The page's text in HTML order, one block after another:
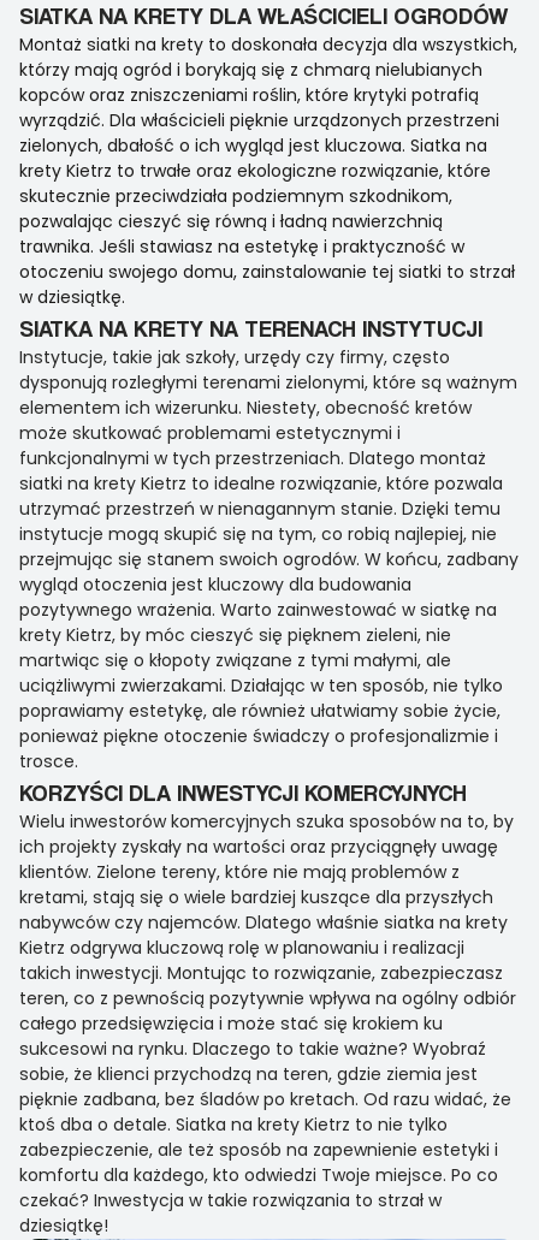
SIATKA NA KRETY DLA WŁAŚCICIELI OGRODÓW
Montaż siatki na krety to doskonała decyzja dla wszystkich,
którzy mają ogród i borykają się z chmarą nielubianych
kopców oraz zniszczeniami roślin, które krytyki potrafią
wyrządzić. Dla właścicieli pięknie urządzonych przestrzeni
zielonych, dbałość o ich wygląd jest kluczowa. Siatka na
krety Kietrz to trwałe oraz ekologiczne rozwiązanie, które
skutecznie przeciwdziała podziemnym szkodnikom,
pozwalając cieszyć się równą i ładną nawierzchnią
trawnika. Jeśli stawiasz na estetykę i praktyczność w
otoczeniu swojego domu, zainstalowanie tej siatki to strzał
w dziesiątkę.
SIATKA NA KRETY NA TERENACH INSTYTUCJI
Instytucje, takie jak szkoły, urzędy czy firmy, często
dysponują rozległymi terenami zielonymi, które są ważnym
elementem ich wizerunku. Niestety, obecność kretów
może skutkować problemami estetycznymi i
funkcjonalnymi w tych przestrzeniach. Dlatego montaż
siatki na krety Kietrz to idealne rozwiązanie, które pozwala
utrzymać przestrzeń w nienagannym stanie. Dzięki temu
instytucje mogą skupić się na tym, co robią najlepiej, nie
przejmując się stanem swoich ogrodów. W końcu, zadbany
wygląd otoczenia jest kluczowy dla budowania
pozytywnego wrażenia. Warto zainwestować w siatkę na
krety Kietrz, by móc cieszyć się pięknem zieleni, nie
martwiąc się o kłopoty związane z tymi małymi, ale
uciążliwymi zwierzakami. Działając w ten sposób, nie tylko
poprawiamy estetykę, ale również ułatwiamy sobie życie,
ponieważ piękne otoczenie świadczy o profesjonalizmie i
trosce.
KORZYŚCI DLA INWESTYCJI KOMERCYJNYCH
Wielu inwestorów komercyjnych szuka sposobów na to, by
ich projekty zyskały na wartości oraz przyciągnęły uwagę
klientów. Zielone tereny, które nie mają problemów z
kretami, stają się o wiele bardziej kuszące dla przyszłych
nabywców czy najemców. Dlatego właśnie siatka na krety
Kietrz odgrywa kluczową rolę w planowaniu i realizacji
takich inwestycji. Montując to rozwiązanie, zabezpieczasz
teren, co z pewnością pozytywnie wpływa na ogólny odbiór
całego przedsięwzięcia i może stać się krokiem ku
sukcesowi na rynku. Dlaczego to takie ważne? Wyobraź
sobie, że klienci przychodzą na teren, gdzie ziemia jest
pięknie zadbana, bez śladów po kretach. Od razu widać, że
ktoś dba o detale. Siatka na krety Kietrz to nie tylko
zabezpieczenie, ale też sposób na zapewnienie estetyki i
komfortu dla każdego, kto odwiedzi Twoje miejsce. Po co
czekać? Inwestycja w takie rozwiązania to strzał w
dziesiątkę!